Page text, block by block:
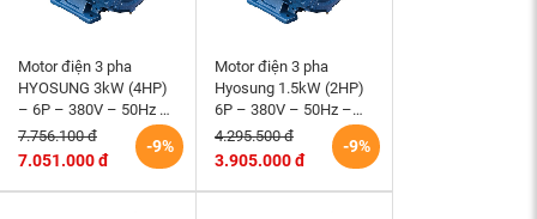
Motor điện 3 pha
HYOSUNG 3kW (4HP)
– 6P – 380V – 50Hz –
TEFC – 132S – B3 (tốc
độ 1000 r/min)
-9%
7.756.100 đ
7.051.000 đ
Motor điện 3 pha
Hyosung 1.5kW (2HP)
6P – 380V – 50Hz –
TEFC100L – B3 (tốc độ
1000 rpm) Hàn Quốc-9%
4.295.500 đ
3.905.000 đ